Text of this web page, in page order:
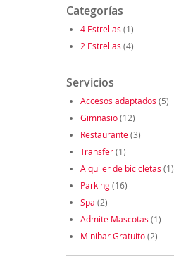
Categorías
4 Estrellas (1)
2 Estrellas (4)
Servicios
Accesos adaptados (5)
Gimnasio(12)
Restaurante(3)
Transfer(1)
Alquiler de bicicletas (1)
Parking(16)
Spa (2)
Admite Mascotas (1)
Minibar Gratuito(2)